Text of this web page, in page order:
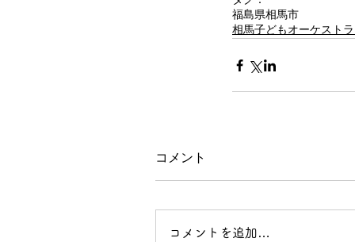
福島県相馬市
相馬子どもオーケスト
コメント
コメントを追加…